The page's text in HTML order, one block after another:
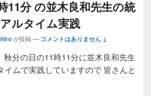
11分 の並木良和先生の統
ルタイム実践
が投稿 — コメントはありません ↓
分の日の11時11分に並木良和先生
イムで実践していますので 皆さんと